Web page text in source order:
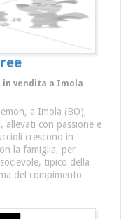
in vendita a Imola
a Imola (BO),
allevati con passione e
crescono in
la famiglia, per
tipico della
del compimento